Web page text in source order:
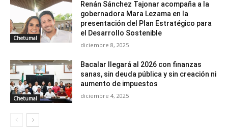
Chetumal
Renán Sánchez Tajonar acompaña a la
gobernadora Mara Lezama en la
presentación del Plan Estratégico para
el Desarrollo Sostenible
diciembre 8, 2025
Chetumal
Bacalar llegará al 2026 con finanzas
sanas, sin deuda pública y sin creación ni
aumento de impuestos
diciembre 4, 2025